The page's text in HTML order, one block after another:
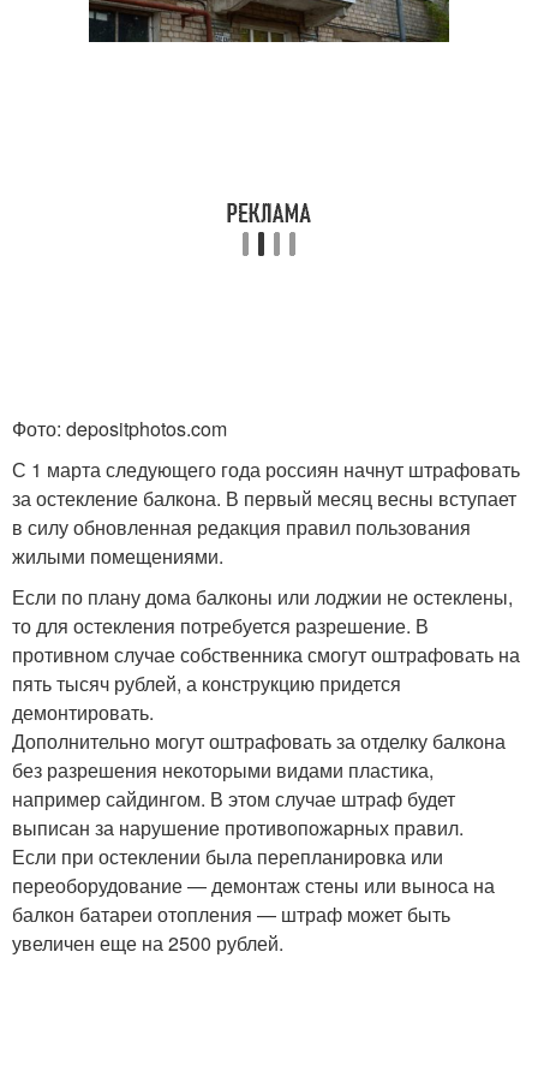
Фото: depositphotos.com
С 1 марта следующего года россиян начнут штрафовать
за остекление балкона. В первый месяц весны вступает
в силу обновленная редакция правил пользования
жилыми помещениями.
Если по плану дома балконы или лоджии не остеклены,
то для остекления потребуется разрешение. В
противном случае собственника смогут оштрафовать на
пять тысяч рублей, а конструкцию придется
демонтировать.
Дополнительно могут оштрафовать за отделку балкона
без разрешения некоторыми видами пластика,
например сайдингом. В этом случае штраф будет
выписан за нарушение противопожарных правил.
Если при остеклении была перепланировка или
переоборудование — демонтаж стены или выноса на
балкон батареи отопления — штраф может быть
увеличен еще на 2500 рублей.